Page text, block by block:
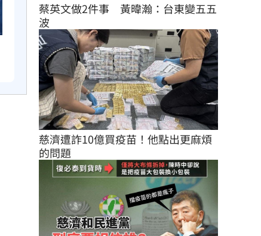
蔡英文做2件事　黃暐瀚：台東變五五
波
慈濟遭詐10億買疫苗！他點出更麻煩
的問題